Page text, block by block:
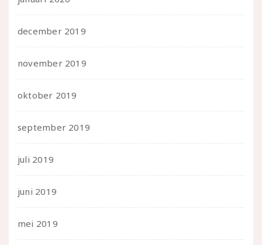
december 2019
november 2019
oktober 2019
september 2019
juli 2019
juni 2019
mei 2019